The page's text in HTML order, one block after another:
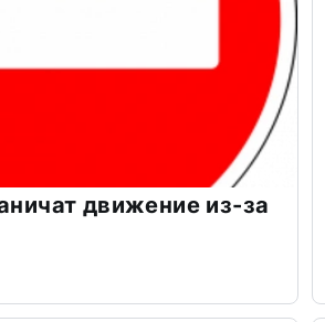
движение из-за